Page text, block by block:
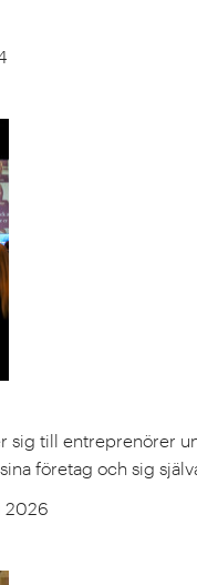
sig till entreprenörer
företag och sig
2026